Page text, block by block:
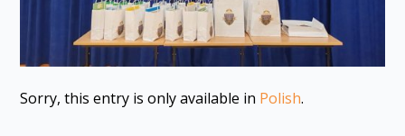
Sorry, this entry is only available in Polish.